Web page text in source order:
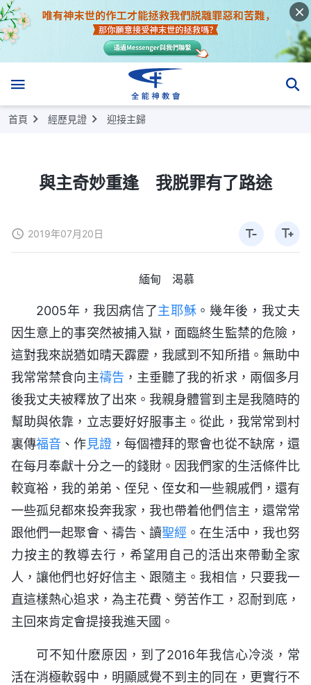
首頁 經歷見證 迎接主歸
與主奇妙重逢 我脱罪有了路途
2019年07月20日
緬甸 渴慕
2005年，我因病信了主耶穌 。幾年後，我丈夫
因生意上的事突然被捕入獄，面臨終生監禁的危險，
這對我來説猶如晴天霹靂，我感到不知所措。無助中
我常常禁食向主禱告 ，主垂聽了我的祈求，兩個多月
後我丈夫被釋放了出來。我親身體嘗到主是我隨時的
幫助與依靠，立志要好好服事主。從此，我常常到村
裏傳福音 、作見證，每個禮拜的聚會也從不缺席，還
在每月奉獻十分之一的錢財。因我們家的生活條件比
較寬裕，我的弟弟、侄兒、侄女和一些親戚們，還有
一些孤兒都來投奔我家，我也帶着他們信主，還常常
跟他們一起聚會、禱告、讀聖經 。在生活中，我也努
力按主的教導去行，希望用自己的活出來帶動全家
人，讓他們也好好信主、跟隨主。我相信，只要我一
直這樣熱心追求，為主花費、勞苦作工，忍耐到底，
主回來肯定會提接我進天國。
可不知什麽原因，到了2016年我信心冷淡，常
活在消極軟弱中，明顯感覺不到主的同在，更實行不